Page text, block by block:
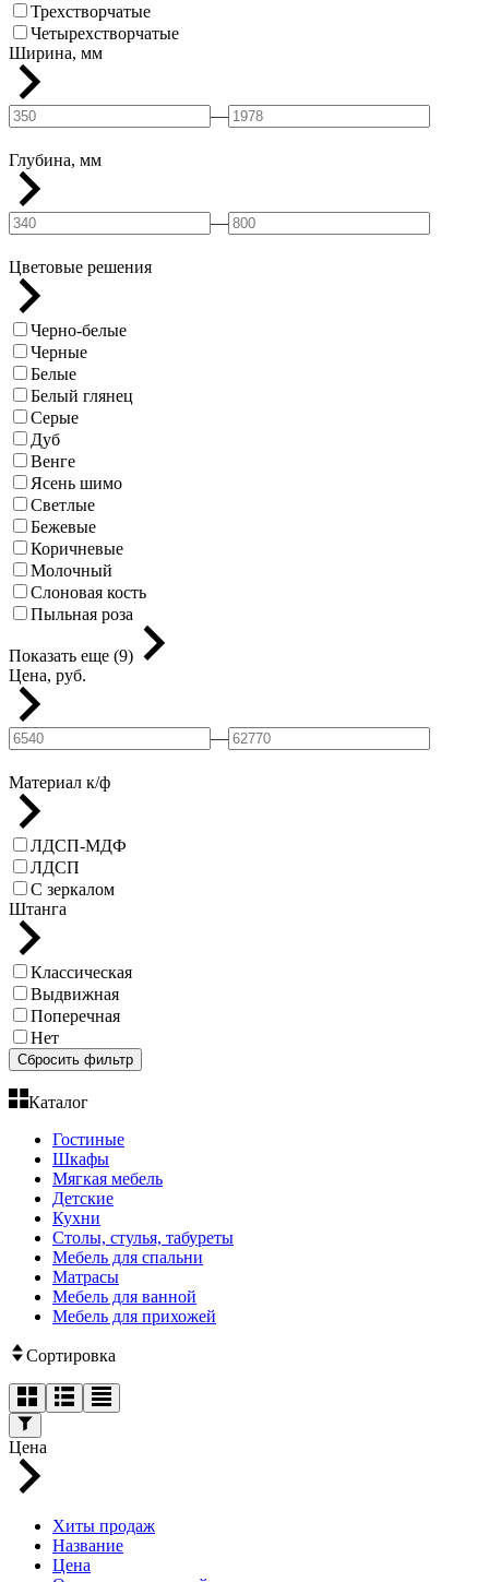
Трехстворчатые
Четырехстворчатые
Ширина, мм
—
Глубина, мм
—
Цветовые решения
Черно-белые
Черные
Белые
Белый глянец
Серые
Дуб
Венге
Ясень шимо
Светлые
Бежевые
Коричневые
Молочный
Слоновая кость
Пыльная роза
Показать еще (9)
Цена, руб.
—
Материал к/ф
ЛДСП-МДФ
ЛДСП
С зеркалом
Штанга
Классическая
Выдвижная
Поперечная
Нет
Сбросить фильтр
Каталог
Гостиные
Шкафы
Мягкая мебель
Детские
Кухни
Столы, стулья, табуреты
Мебель для спальни
Матрасы
Мебель для ванной
Мебель для прихожей
Сортировка
Цена
Хиты продаж
Название
Цена